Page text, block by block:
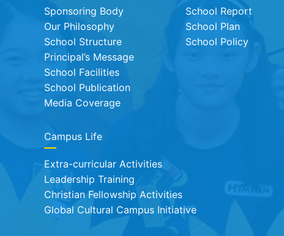
Sponsoring Body
Our Philosophy
School Structure
Principal’s Message
School Facilities
School Publication
Media Coverage
School Report
School Plan
School Policy
Campus Life
Extra-curricular Activities
Leadership Training
Christian Fellowship Activities
Global Cultural Campus Initiative